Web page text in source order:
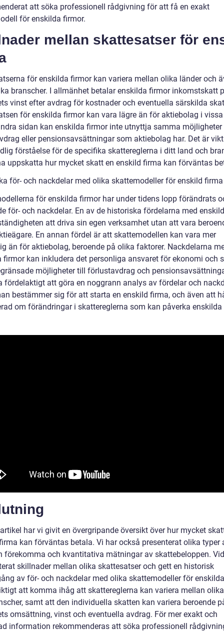
att söka professionell rådgivning för att få en exakt
för enskilda firmor.
mellan skattesatser för
för enskilda firmor kan variera mellan olika länder och
branscher. I allmänhet betalar enskilda firmor inkomstskatt
vinst efter avdrag för kostnader och eventuella särskilda
för enskilda firmor kan vara lägre än för aktiebolag i
sidan kan enskilda firmor inte utnyttja samma
eller pensionsavsättningar som aktiebolag har. Det är
förståelse för de specifika skattereglerna i ditt land och
uppskatta hur mycket skatt en enskild firma kan förväntas
för- och nackdelar med olika skattemodeller för enskild firma
för enskilda firmor har under tidens lopp förändrats
för- och nackdelar. En av de historiska fördelarna med
att driva sin egen verksamhet utan att vara
En annan fördel är att skattemodellen kan vara mer
än för aktiebolag, beroende på olika faktorer. Nackdelarna
firmor kan inkludera det personliga ansvaret för ekonomi och
möjligheter till förlustavdrag och
fördelaktigt att göra en noggrann analys av fördelar och
bestämmer sig för att starta en enskild firma, och även att
om förändringar i skattereglerna som kan påverka enskilda
har vi givit en övergripande översikt över hur mycket
kan förväntas betala. Vi har också presenterat olika typer
förekomma och kvantitativa mätningar av skattebeloppen.
skillnader mellan olika skattesatser och gett en historisk
av för- och nackdelar med olika skattemodeller för
att komma ihåg att skattereglerna kan variera mellan
samt att den individuella skatten kan variera beroende
omsättning, vinst och eventuella avdrag. För mer exakt och
information rekommenderas att söka professionell